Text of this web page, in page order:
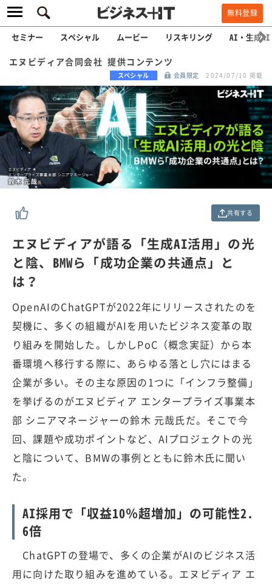
無料登録
セミナー スペシャル ムービー リスキリング AI・生成AI
エヌビディア合同会社 提供コンテンツ
スペシャル 会員限定 2024/07/10 掲載
共有する
エヌビディアが語る「生成AI活用」の光
と陰、BMWら「成功企業の共通点」と
は？
OpenAIのChatGPTが2022年にリリースされたのを
契機に、多くの組織がAIを用いたビジネス変革の取
り組みを開始した。しかしPoC（概念実証）から本
番環境へ移行する際に、あらゆる落とし穴にはまる
企業が多い。その主な原因の1つに「インフラ整備」
を挙げるのがエヌビディア エンタープライズ事業本
部 シニアマネージャーの鈴木 元哉氏だ。そこで今
回、課題や成功ポイントなど、AIプロジェクトの光
と陰について、BMWの事例とともに鈴木氏に聞い
た。
AI採用で「収益10％超増加」の可能性2.
6倍
ChatGPTの登場で、多くの企業がAIのビジネス活
用に向けた取り組みを進めている。エヌビディア エ